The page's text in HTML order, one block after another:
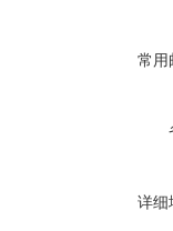
常用
详细